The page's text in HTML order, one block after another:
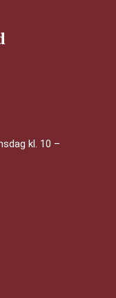
kl. 10 –